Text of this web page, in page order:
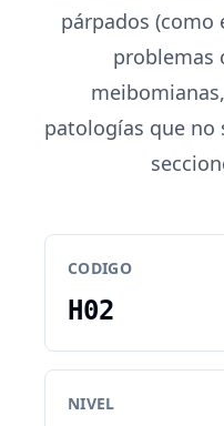
párpados
problemas
patologías que no
CODIGO
H02
NIVEL